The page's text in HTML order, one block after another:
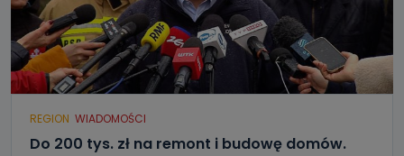
REGION WIADOMOŚCI
Do 200 tys. zł na remont i budowę domów.